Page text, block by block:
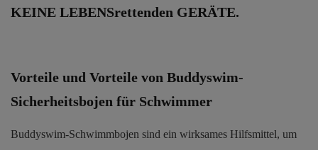
KEINE LEBENSrettenden GERÄTE.
Vorteile und Vorteile von Buddyswim-
Sicherheitsbojen für Schwimmer
Buddyswim-Schwimmbojen sind ein wirksames Hilfsmittel, um